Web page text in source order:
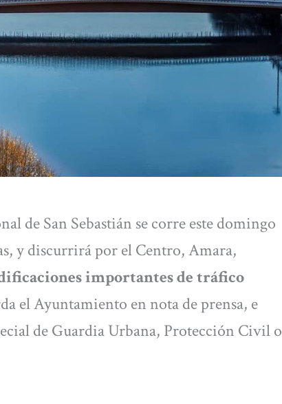
de San Sebastián se corre este domingo
y discurrirá por el Centro, Amara,
importantes de tráfico
el Ayuntamiento en nota de prensa, e
de Guardia Urbana, Protección Civil o